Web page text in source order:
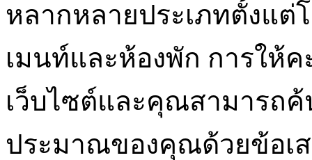
หลากหลายประเภทตั้งแต่
เมนท์และห้องพัก การให้
เว็บไซต์และคุณสามารถ
ประมาณของคุณด้วยข้อเ